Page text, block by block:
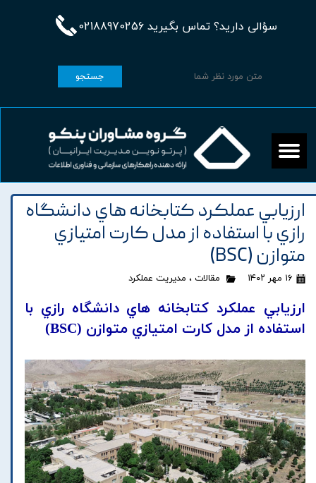
سؤالی دارید؟ تماس بگیرید 02188970256
جستجو
ارزيابي عملکرد کتابخانه هاي دانشگاه
رازي با استفاده از مدل کارت امتيازي
متوازن (BSC)
۱۶ مهر ۱۴۰۲ مقالات ، مدیریت عملکرد
ارزيابي عملکرد کتابخانه هاي دانشگاه رازي با
استفاده از مدل کارت امتيازي متوازن (BSC)